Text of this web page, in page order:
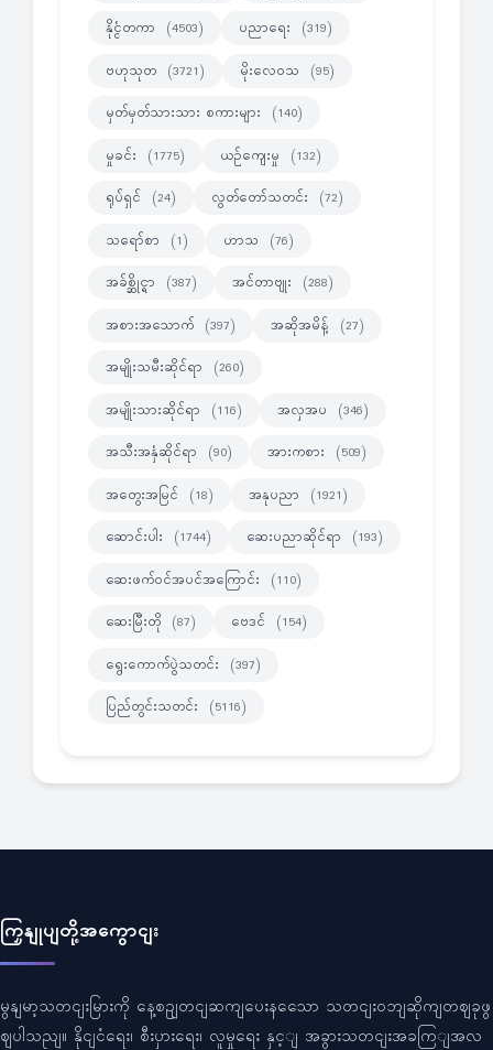
နိုင္ငံတကာ (4503) ပညာရေး (319)
ဗဟုသုတ (3721) မိုးလေဝသ (95)
မှတ်မှတ်သားသား စကားများ (140)
မှုခင်း (1775) ယဉ်ကျေးမှု (132)
ရုပ်ရှင် (24) လွတ်တော်သတင်း (72)
သရော်စာ (1) ဟာသ (76)
အခ်စ္ဆိုင္ရာ (387) အင်တာဗျုး (288)
အစားအသောက် (397) အဆိုအမိန့် (27)
အမျိုးသမီးဆိုင်ရာ (260)
အမျိုးသားဆိုင်ရာ (116) အလှအပ (346)
အသီးအနှံဆိုင်ရာ (90) အားကစား (509)
အတွေးအမြင် (18) အနုပညာ (1921)
ဆောင်းပါး (1744) ဆေးပညာဆိုင်ရာ (193)
ဆေးဖက်ဝင်အပင်အကြောင်း (110)
ဆေးမြီးတို (87) ဗေဒင် (154)
ရွေးကောက်ပွဲသတင်း (397)
ပြည်တွင်းသတင်း (5116)
ကြှနျုပျတို့အကွောငျး
မွနျမာ့သတငျးမြားကို နေ့စဥျတငျဆကျပေးနသေော သတငျးဝဘျဆိုကျတဈခုဖွ
ဈပါသညျ။ နိုငျငံရေး၊ စီးပှားရေး၊ လူမှုရေး နှင့ျ အခွားသတငျးအခကြျအလ